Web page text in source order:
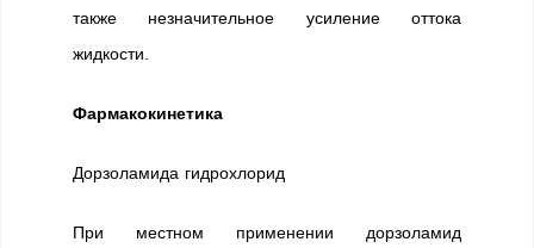
также незначительное усиление оттока
жидкости.
Фармакокинетика
Дорзоламида гидрохлорид
При местном применении дорзоламид